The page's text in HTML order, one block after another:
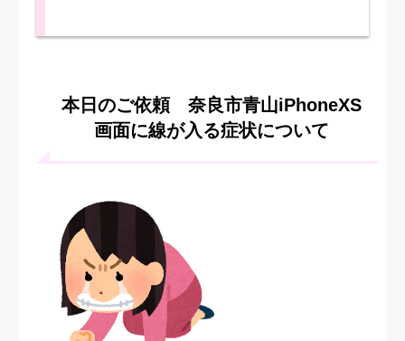
本日のご依頼 奈良市青山iPhoneXS
画面に線が入る症状について